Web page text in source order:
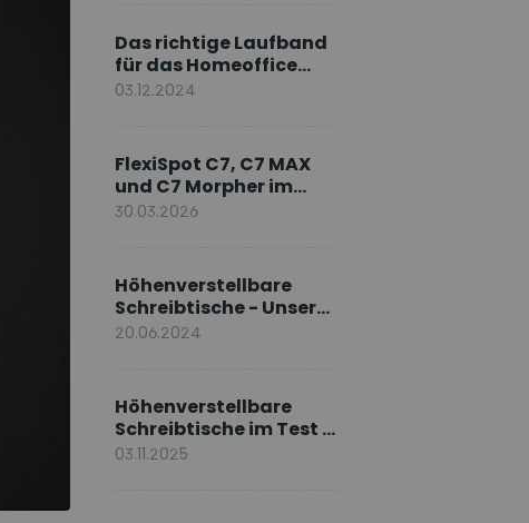
Das richtige Laufband
für das Homeoffice
wählen
03.12.2024
FlexiSpot C7, C7 MAX
und C7 Morpher im
Vergleich: Welches
30.03.2026
Höhenverstellbare
Schreibtische - Unsere
E7-Serie
20.06.2024
Höhenverstellbare
Schreibtische im Test –
Die besten Standing
03.11.2025